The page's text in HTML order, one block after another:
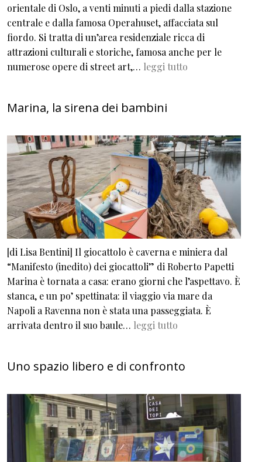
orientale di Oslo, a venti minuti a piedi dalla stazione
centrale e dalla famosa Operahuset, affacciata sul
fiordo. Si tratta di un’area residenziale ricca di
attrazioni culturali e storiche, famosa anche per le
numerose opere di street art,… leggi tutto
Marina, la sirena dei bambini
[di Lisa Bentini] Il giocattolo è caverna e miniera dal
“Manifesto (inedito) dei giocattoli” di Roberto Papetti
Marina è tornata a casa: erano giorni che l’aspettavo. È
stanca, e un po’ spettinata: il viaggio via mare da
Napoli a Ravenna non è stata una passeggiata. È
arrivata dentro il suo baule… leggi tutto
Uno spazio libero e di confronto